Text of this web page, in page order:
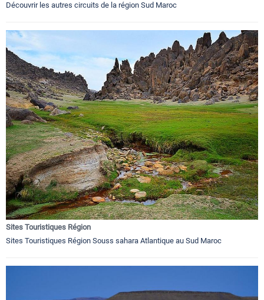
Découvrir les autres circuits de la région Sud Maroc
Sites Touristiques Région
Sites Touristiques Région Souss sahara Atlantique au Sud Maroc